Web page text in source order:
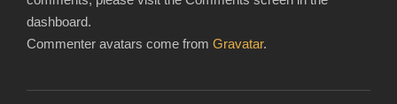
dashboard.
Commenter avatars come from Gravatar.